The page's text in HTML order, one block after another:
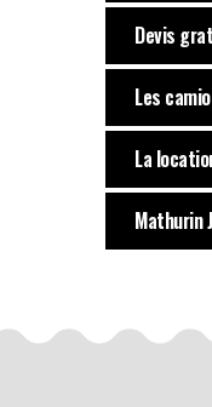
Devis
Les
La
Mathurin